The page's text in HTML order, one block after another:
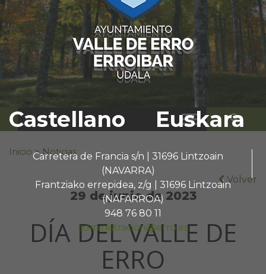
Castellano Euskara
Carretera de Francia s/n | 31696 Lintzoain
(NAVARRA)
Frantziako errepidea, z/g | 31696 Lintzoain
(NAFARROA)
948 76 80 11
administracion@erro.es
Buscar:
Inicio > Noticias
Volver
29 de junio de 2023
DÍA DEL VALLE DE
ERRO